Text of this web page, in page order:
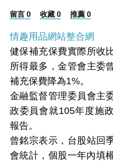
留言 0 收藏 0 推薦 0
情趣用品網站整合網
健保補充保費實際所收
所得最多，金管會主委
補充保費降為1%。
金融監督管理委員會主
政委員會就105年度施
報告。
曾銘宗表示，台股站回
會統計，個股一年內填